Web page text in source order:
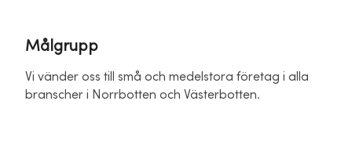
Målgrupp
Vi vänder oss till små och medelstora företag i alla
branscher i Norrbotten och Västerbotten.